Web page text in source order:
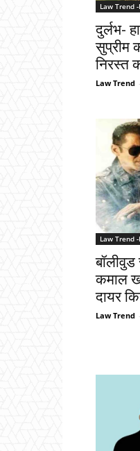
Law Trend
दुर्लभ-
सुप्रीम
निरस्त
Law Trend -
Law Trend
कमाल
दायर
Law Trend -